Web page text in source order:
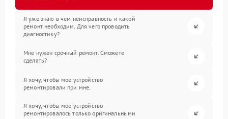
Я уже знаю в чем неисправность и какой
ремонт необходим. Для чего проводить
диагностику?
Мне нужен срочный ремонт. Сможете
сделать?
Я хочу, чтобы мое устройство
ремонтировали при мне.
Я хочу, чтобы мое устройство
ремонтировалось только оригинальными